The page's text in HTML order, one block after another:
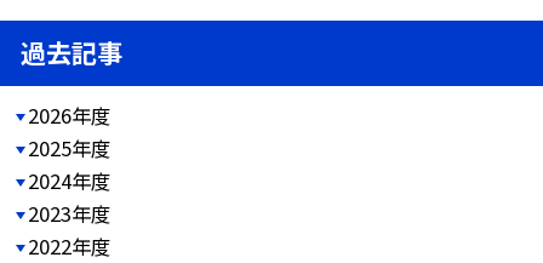
過去記事
2026年度
2025年度
2024年度
2023年度
2022年度